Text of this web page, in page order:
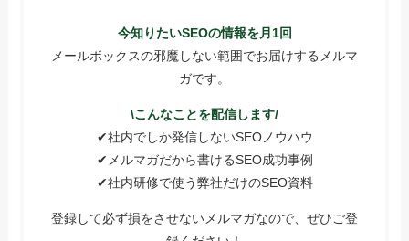
今知りたいSEOの情報を月1回
メールボックスの邪魔しない範囲でお届けするメルマ
ガです。
\こんなことを配信します/
✔社内でしか発信しないSEOノウハウ
✔メルマガだから書けるSEO成功事例
✔社内研修で使う弊社だけのSEO資料
登録して必ず損をさせないメルマガなので、ぜひご登